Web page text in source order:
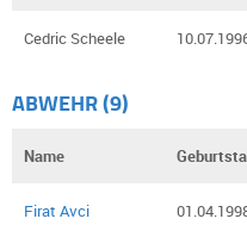
Cedric Scheele
ABWEHR (9)
Firat Avci
Name